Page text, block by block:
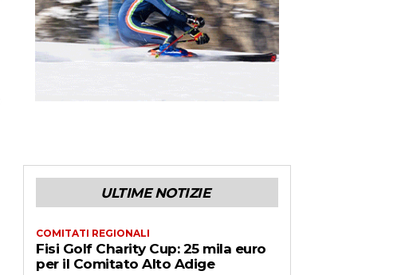
ULTIME NOTIZIE
COMITATI REGIONALI
Fisi Golf Charity Cup: 25 mila euro
per il Comitato Alto Adige